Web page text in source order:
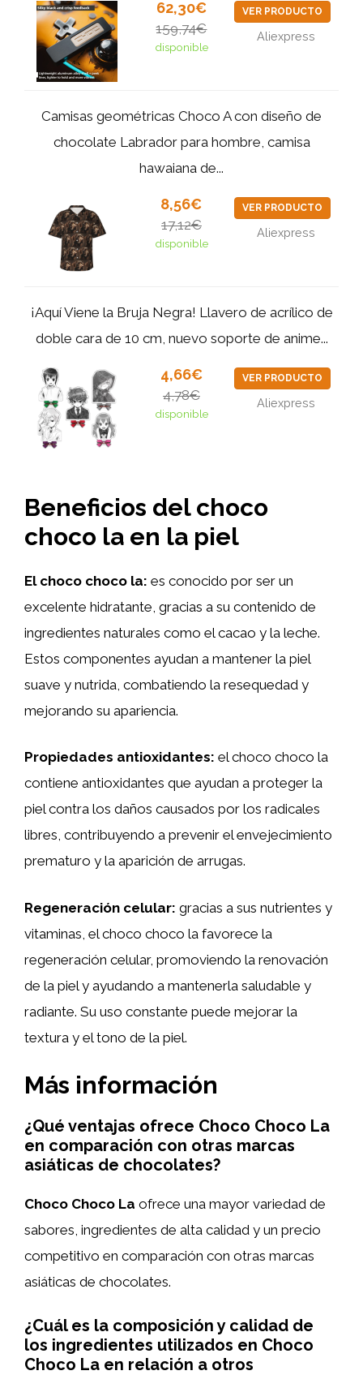
62,30€
159,74€
disponible
VER PRODUCTO
Aliexpress
Camisas geométricas Choco A con diseño de
chocolate Labrador para hombre, camisa
hawaiana de...
8,56€
17,12€
disponible
VER PRODUCTO
Aliexpress
¡Aquí Viene la Bruja Negra! Llavero de acrílico de
doble cara de 10 cm, nuevo soporte de anime...
4,66€
4,78€
disponible
VER PRODUCTO
Aliexpress
Beneficios del choco
choco la en la piel
El choco choco la: es conocido por ser un
excelente hidratante, gracias a su contenido de
ingredientes naturales como el cacao y la leche.
Estos componentes ayudan a mantener la piel
suave y nutrida, combatiendo la resequedad y
mejorando su apariencia.
Propiedades antioxidantes: el choco choco la
contiene antioxidantes que ayudan a proteger la
piel contra los daños causados por los radicales
libres, contribuyendo a prevenir el envejecimiento
prematuro y la aparición de arrugas.
Regeneración celular: gracias a sus nutrientes y
vitaminas, el choco choco la favorece la
regeneración celular, promoviendo la renovación
de la piel y ayudando a mantenerla saludable y
radiante. Su uso constante puede mejorar la
textura y el tono de la piel.
Más información
¿Qué ventajas ofrece Choco Choco La
en comparación con otras marcas
asiáticas de chocolates?
Choco Choco La ofrece una mayor variedad de
sabores, ingredientes de alta calidad y un precio
competitivo en comparación con otras marcas
asiáticas de chocolates.
¿Cuál es la composición y calidad de
los ingredientes utilizados en Choco
Choco La en relación a otros